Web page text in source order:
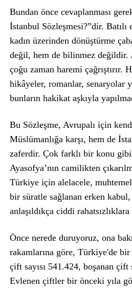
Bundan önce cevaplanması
İstanbul Sözleşmesi?”dir.
kadın üzerinden dönüştürme
değil, hem de bilinmez değildir.
çoğu zaman haremi çağrıştırır.
hikâyeler, romanlar, senaryolar
bunların hakikat aşkıyla
Bu Sözleşme, Avrupalı için
Müslümanlığa karşı, hem de
zaferdir. Çok farklı bir konu
Ayasofya’nın camilikten
Türkiye için alelacele,
bir süratle sağlanan erken
anlaşıldıkça ciddi rahatsızlıklara
Önce nerede duruyoruz, ona
rakamlarına göre, Türkiye'de
çift sayısı 541.424, boşanan çift
Evlenen çiftler bir önceki yıla